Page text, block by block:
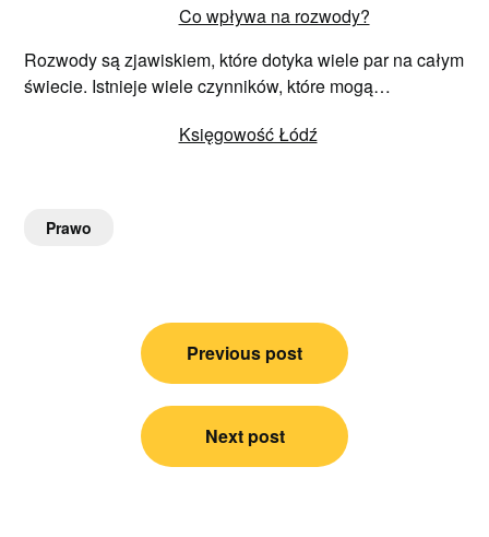
Co wpływa na rozwody?
Rozwody są zjawiskiem, które dotyka wiele par na całym
świecie. Istnieje wiele czynników, które mogą…
Księgowość Łódź
Prawo
Nawigacja
Previous post
Next post